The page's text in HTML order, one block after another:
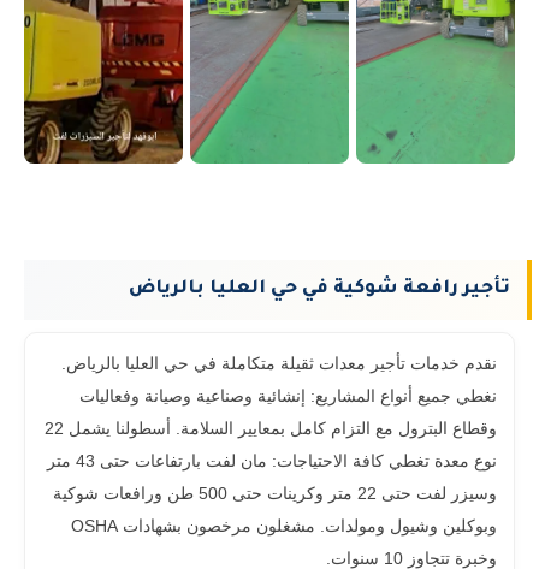
تأجير رافعة شوكية في حي العليا بالرياض
نقدم خدمات تأجير معدات ثقيلة متكاملة في حي العليا بالرياض.
نغطي جميع أنواع المشاريع: إنشائية وصناعية وصيانة وفعاليات
وقطاع البترول مع التزام كامل بمعايير السلامة. أسطولنا يشمل 22
نوع معدة تغطي كافة الاحتياجات: مان لفت بارتفاعات حتى 43 متر
وسيزر لفت حتى 22 متر وكرينات حتى 500 طن ورافعات شوكية
وبوكلين وشيول ومولدات. مشغلون مرخصون بشهادات OSHA
وخبرة تتجاوز 10 سنوات.